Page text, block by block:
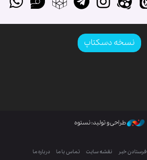
نسخه دسکتاپ
طراحی و تولید: نستوه
فرستادن خبر نقشه سایت تماس با ما درباره ما